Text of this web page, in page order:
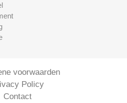
voorwaarden
Policy
Contact